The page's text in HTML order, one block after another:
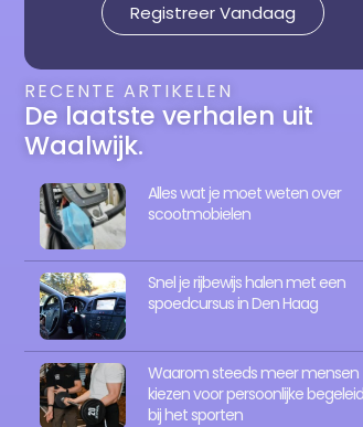
Registreer Vandaag
RECENTE ARTIKELEN
De laatste verhalen uit
Waalwijk.
Alles wat je moet weten over
scootmobielen
Snel je rijbewijs halen met een
spoedcursus in Den Haag
Waarom steeds meer mensen
kiezen voor persoonlijke
bij het sporten